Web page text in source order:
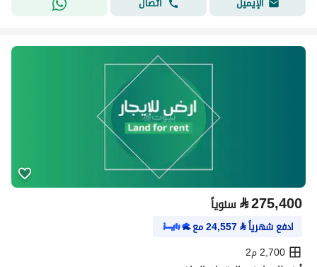
⃁275,400 سنوياً
ادفع شهرياً⃁
24,557مع
2,700 م2